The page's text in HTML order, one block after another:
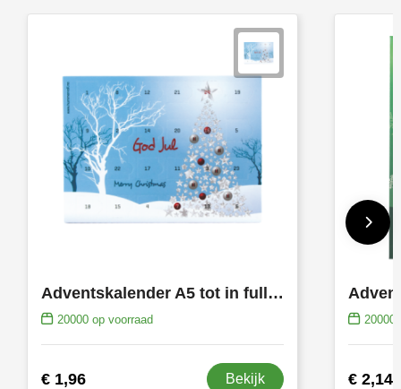
Adventskalender A5 tot in full colour bedrukt
20000op voorraad
€ 1,96 Bekijk
20000
€ 2,14